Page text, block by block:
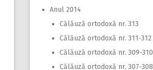
Anul 2014
Călăuză ortodoxă nr. 313
Călăuză ortodoxă nr. 311-312
Călăuză ortodoxă nr. 309-310
Călăuză ortodoxă nr. 307-308